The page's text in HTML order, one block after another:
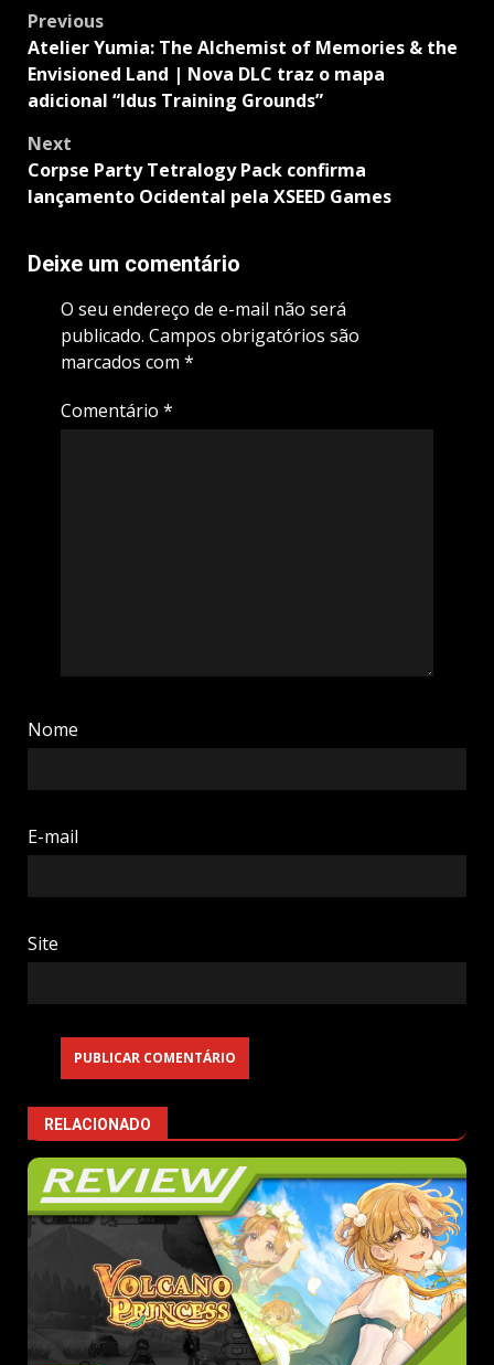
Post
navigation
Previous
Atelier Yumia: The Alchemist of Memories & the
Envisioned Land | Nova DLC traz o mapa
adicional “Idus Training Grounds”
Next
Corpse Party Tetralogy Pack confirma
lançamento Ocidental pela XSEED Games
Deixe um comentário
O seu endereço de e-mail não será
publicado. Campos obrigatórios são
marcados com *
Comentário *
Nome
E-mail
Site
RELACIONADO